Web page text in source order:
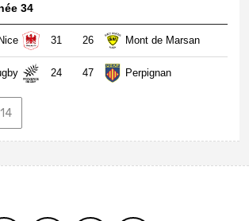
34
Nice 31 26 Mont de Marsan
24 47 Perpignan